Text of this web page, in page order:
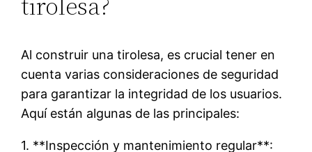
Al construir una tirolesa, es crucial tener en
cuenta varias consideraciones de seguridad
para garantizar la integridad de los usuarios.
Aquí están algunas de las principales:
1. **Inspección y mantenimiento regular**: